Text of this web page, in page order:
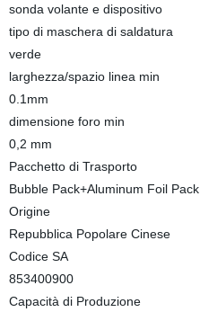
sonda volante e dispositivo
tipo di maschera di saldatura
verde
larghezza/spazio linea min
0.1mm
dimensione foro min
0,2 mm
Pacchetto di Trasporto
Bubble Pack+Aluminum Foil Pack
Origine
Repubblica Popolare Cinese
Codice SA
853400900
Capacità di Produzione